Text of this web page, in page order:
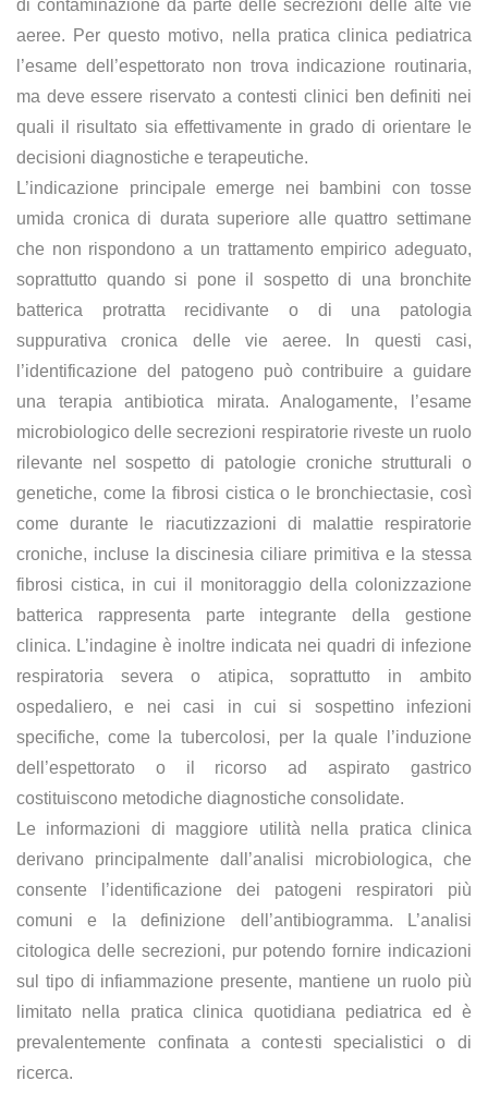
di contaminazione da parte delle secrezioni delle alte vie
aeree. Per questo motivo, nella pratica clinica pediatrica
l’esame dell’espettorato non trova indicazione routinaria,
ma deve essere riservato a contesti clinici ben definiti nei
quali il risultato sia effettivamente in grado di orientare le
decisioni diagnostiche e terapeutiche.
L’indicazione principale emerge nei bambini con tosse
umida cronica di durata superiore alle quattro settimane
che non rispondono a un trattamento empirico adeguato,
soprattutto quando si pone il sospetto di una bronchite
batterica protratta recidivante o di una patologia
suppurativa cronica delle vie aeree. In questi casi,
l’identificazione del patogeno può contribuire a guidare
una terapia antibiotica mirata. Analogamente, l’esame
microbiologico delle secrezioni respiratorie riveste un ruolo
rilevante nel sospetto di patologie croniche strutturali o
genetiche, come la fibrosi cistica o le bronchiectasie, così
come durante le riacutizzazioni di malattie respiratorie
croniche, incluse la discinesia ciliare primitiva e la stessa
fibrosi cistica, in cui il monitoraggio della colonizzazione
batterica rappresenta parte integrante della gestione
clinica. L’indagine è inoltre indicata nei quadri di infezione
respiratoria severa o atipica, soprattutto in ambito
ospedaliero, e nei casi in cui si sospettino infezioni
specifiche, come la tubercolosi, per la quale l’induzione
dell’espettorato o il ricorso ad aspirato gastrico
costituiscono metodiche diagnostiche consolidate.
Le informazioni di maggiore utilità nella pratica clinica
derivano principalmente dall’analisi microbiologica, che
consente l’identificazione dei patogeni respiratori più
comuni e la definizione dell’antibiogramma. L’analisi
citologica delle secrezioni, pur potendo fornire indicazioni
sul tipo di infiammazione presente, mantiene un ruolo più
limitato nella pratica clinica quotidiana pediatrica ed è
prevalentemente confinata a contesti specialistici o di
ricerca.